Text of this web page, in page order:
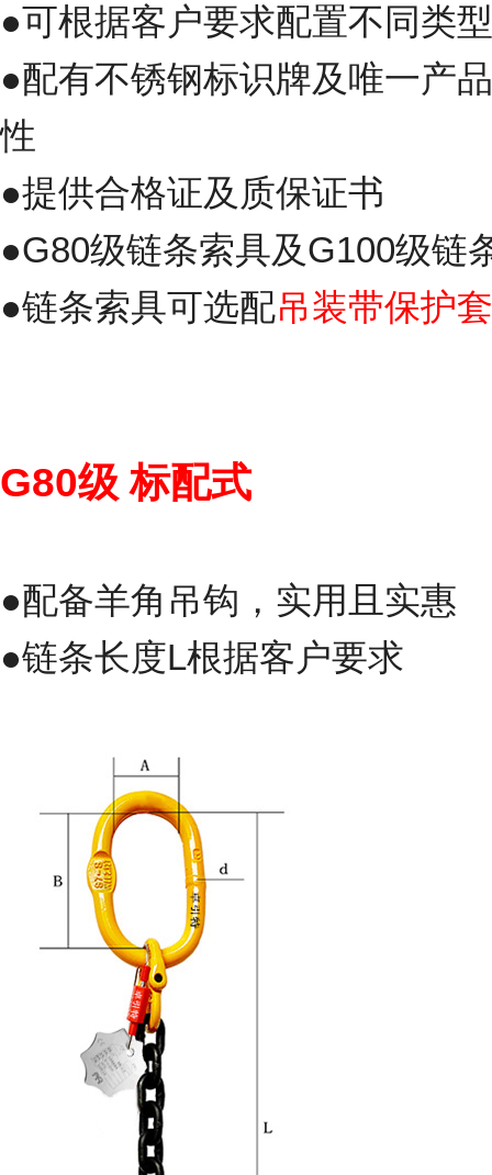
●可根据客户要求配置不同类
●配有不锈钢标识牌及唯一产
性
●提供合格证及质保证书
●G80级链条索具及G100级链
●链条索具可选配吊装带保护套
G80级 标配式
●配备羊角吊钩，实用且实惠
●链条长度L根据客户要求